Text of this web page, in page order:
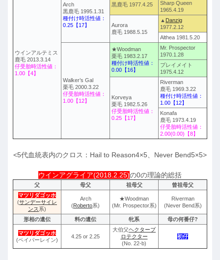
ウインアルテミス
鹿毛 2013.3.14
仔受胎時活性値：
1.00【4】
Arch
黒鹿毛 1995.1.31
種付け時活性値：
0.25【17】
黒鹿毛 1977.4.25
Sharp Queen
1965.4.19
Aurora
鹿毛 1988.5.15
▲ Danzig
1977.2.12
Althea 1981.5.20
Walker’s Gal
栗毛 2000.3.22
仔受胎時活性値：
1.00【12】
★Woodman
栗毛 1983.2.17
種付け時活性値：
0.00【16】
Mr. Prospector
1970.1.28
プレイメイト
1975.4.12
Korveya
栗毛 1982.5.26
仔受胎時活性値：
0.25【17】
Riverman
鹿毛 1969.3.22
種付け時活性値：
1.00【12】
Konafa
鹿毛 1973.4.19
仔受胎時活性値：
2.00(0.00)【8】
<5代血統表内のクロス：Hail to Reason4×5、Never Bend5×5>
ウインアグライア(2018.2.25)の0の理論的総括
父 母父 祖母父
曾祖母父
マツリダゴッホ
(サンデーサイレ
ンス系)
Arch
(Roberto系)
★Woodman
(Mr. Prospector系)
Riverman
(Never Bend系)
形相の遺伝 料の遺伝 牝系 母の何番仔?
マツリダゴッホ
(ペイパーレイン)
4.25 or 2.25
大伯父ヘクタープ
ロテクター
(No. 22-b)
初仔